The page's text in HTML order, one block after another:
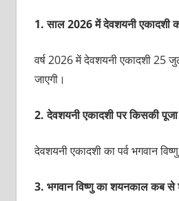
1.साल 2026 में देवशयनी एकादशी
वर्ष 2026 में देवशयनी एकादशी 25
जाएगी।
2.देवशयनी एकादशी पर किसकी
देवशयनी एकादशी का पर्व भगवान
3. भगवान विष्णु का शयनकाल कब से